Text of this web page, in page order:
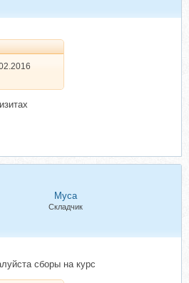
Муса
Складчик
сборы на курс